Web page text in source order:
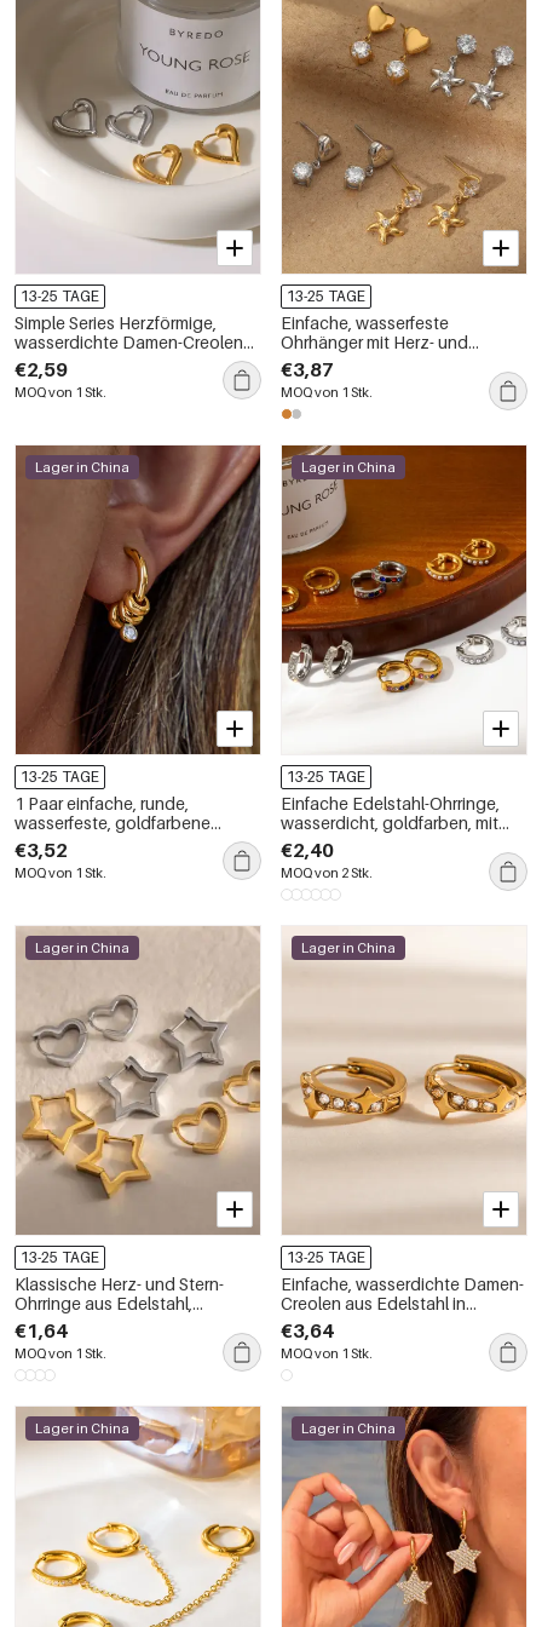
13-25 TAGE
Simple Series Herzförmige,
wasserdichte Damen-Creolen
aus Edelstahl in Goldfarbe
€2,59
MOQ von 1 Stk.
13-25 TAGE
Einfache, wasserfeste
Ohrhänger mit Herz- und
Sternmotiv aus Edelstahl in
Goldfarbe mit Zirkonia für
Damen
€3,87
MOQ von 1 Stk.
Lager in China
13-25 TAGE
1 Paar einfache, runde,
wasserfeste, goldfarbene
Damen-Creolen aus Edelstahl
der Simple Series
€3,52
MOQ von 1 Stk.
Lager in China
13-25 TAGE
Einfache Edelstahl-Ohrringe,
wasserdicht, goldfarben, mit
Strasssteinen, Damen-Creolen
der Simple Series
€2,40
MOQ von 2 Stk.
Lager in China
13-25 TAGE
Klassische Herz- und Stern-
Ohrringe aus Edelstahl,
wasserdicht, goldfarben, aus
der Simple Series, für Damen.
€1,64
MOQ von 1 Stk.
Lager in China
13-25 TAGE
Einfache, wasserdichte Damen-
Creolen aus Edelstahl in
Goldfarbe mit Zirkonia-Motiv
€3,64
MOQ von 1 Stk.
Lager in China Lager in China